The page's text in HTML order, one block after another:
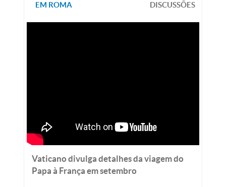
EM ROMA DISCUSSÕES
Vaticano divulga detalhes da viagem do
Papa à França em setembro